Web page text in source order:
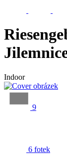
Indoor
9
6 fotek